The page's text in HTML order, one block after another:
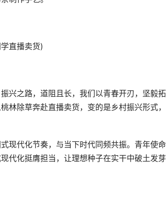
直播卖货)
之路，道阻且长，我们以青春开刃，坚毅拓
林除草奔赴直播卖货，变的是乡村振兴形式
代化节奏，与当下时代同频共振。青年使
代化挺膺担当，让理想种子在实干中破土发芽